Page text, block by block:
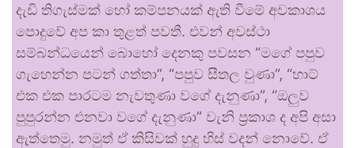
දැඩි තිගැස්මක් හෝ කම්පනයක් ඇති වීමේ අවකාශය
පොදුවේ අප කා තුළත් පවතී. එවන් අවස්ථා
සම්බන්ධයෙන් බොහෝ දෙනකු පවසන “මගේ පපුව
ගැහෙන්න පටන් ගත්තා”, “පපුව සීතල වුණා”, “හාට්
එක එක පාරටම නැවතුණා වගේ දැනුණා”, “ඔලුව
පුපුරන්න එනවා වගේ දැනුණා” වැනි ප්‍රකාශ ද අපි අසා
ඇත්තෙමු. නමුත් ඒ කිසිවක් හුදු හිස් වදන් නොවේ. ඒ